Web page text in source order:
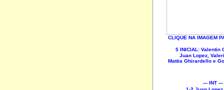
CLIQUE NA IMAGEM
5 INICIAL:
Juan Lopez,
Mattia Ghirardello e
--- INT ---